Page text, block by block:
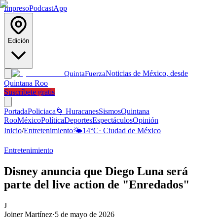
ImpresoPodcastApp
Edición
QuintaFuerzaNoticias de México, desde
Quintana Roo
Suscríbete gratis
PortadaPoliciaca 🌀 HuracanesSismosQuintana
RooMéxicoPolíticaDeportesEspectáculosOpinión
Inicio/Entretenimiento🌤️14°C· Ciudad de México
Entretenimiento
Disney anuncia que Diego Luna será
parte del live action de "Enredados"
J
Joiner Martínez·5 de mayo de 2026